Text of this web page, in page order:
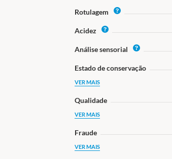
Rotulagem
Acidez
f
Análise sensorial
f
Estado de conservação
VER MAIS
Qualidade
VER MAIS
Fraude
VER MAIS